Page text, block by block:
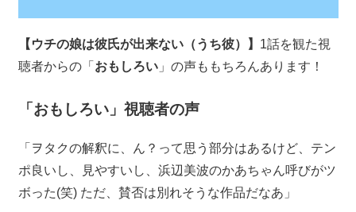
【ウチの娘は彼氏が出来ない（うち彼）】 1話を観た視
聴者からの「 おもしろい」の声ももちろんあります！
「おもしろい」視聴者の声
「ヲタクの解釈に、ん？って思う部分はあるけど、テン
ポ良いし、見やすいし、浜辺美波のかあちゃん呼びがツ
ボった(笑) ただ、賛否は別れそうな作品だなあ」